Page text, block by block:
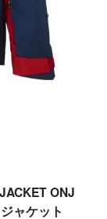
ONJ
ャケット